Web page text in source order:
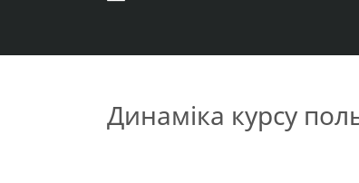
Динаміка курсу